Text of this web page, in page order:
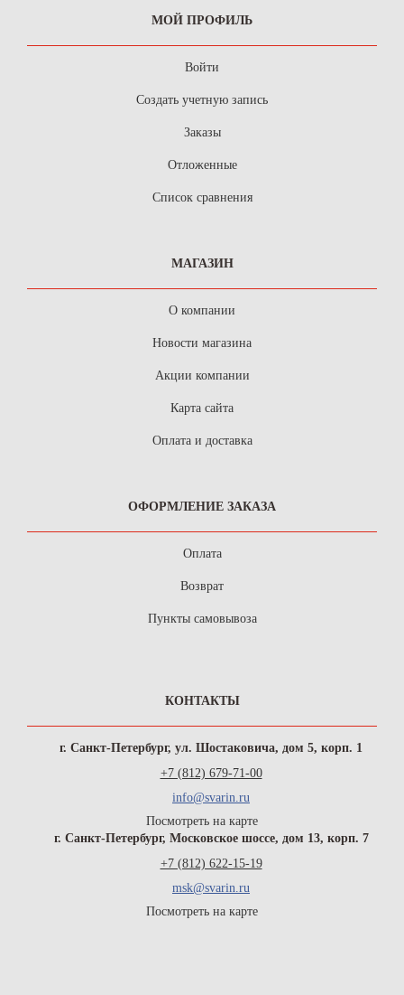
МОЙ ПРОФИЛЬ
Войти
Создать учетную запись
Заказы
Отложенные
Список сравнения
МАГАЗИН
О компании
Новости магазина
Акции компании
Карта сайта
Оплата и доставка
ОФОРМЛЕНИЕ ЗАКАЗА
Оплата
Возврат
Пункты самовывоза
КОНТАКТЫ
г. Санкт-Петербург, ул. Шостаковича, дом 5, корп. 1
+7 (812) 679-71-00
info@svarin.ru
Посмотреть на карте
г. Санкт-Петербург, Московское шоссе, дом 13, корп. 7
+7 (812) 622-15-19
msk@svarin.ru
Посмотреть на карте